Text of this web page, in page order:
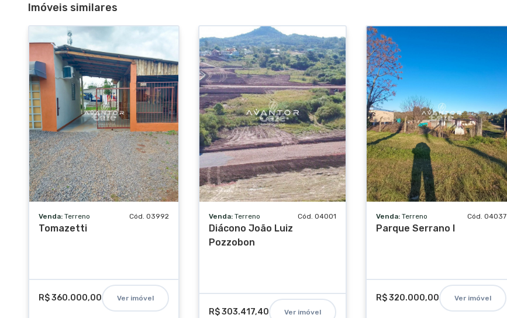
Imóveis similares
Venda: Terreno Cód. 03992
Tomazetti
R$ 360.000,00 Ver imóvel
Venda: Terreno Cód. 04001
Diácono João Luiz
Pozzobon
R$ 303.417,40 Ver imóvel
Venda: Terreno Cód. 04037
Parque Serrano I
R$ 320.000,00 Ver imóvel